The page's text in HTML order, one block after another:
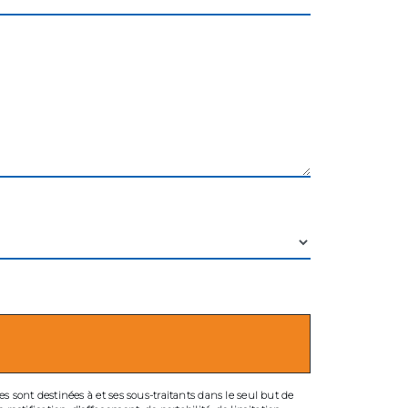
sont destinées à et ses sous-traitants dans le seul but de